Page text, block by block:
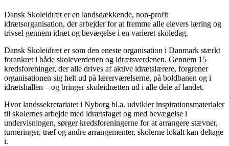
Dansk Skoleidræt er en landsdækkende, non-profit
idrætsorganisation, der arbejder for at fremme alle elevers læring og
trivsel gennem idræt og bevægelse i en varieret skoledag.
Dansk Skoleidræt er som den eneste organisation i Danmark stærkt
forankret i både skoleverdenen og idrætsverdenen. Gennem 15
kredsforeninger, der alle drives af aktive idrætslærere, forgrener
organisationen sig helt ud på lærerværelserne, på boldbanen og i
idrætshallen – og bringer skoleidrætten ud i alle dele af landet.
Hvor landssekretariatet i Nyborg bl.a. udvikler inspirationsmaterialer
til skolernes arbejde med idrætsfaget og med bevægelse i
undervisningen, sørger kredsforeningerne for at arrangere stævner,
turneringer, træf og andre arrangementer, skolerne lokalt kan deltage
i.